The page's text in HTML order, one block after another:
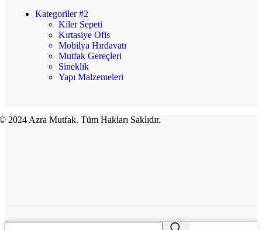
Kategoriler #2
Kiler Sepeti
Kırtasiye Ofis
Mobilya Hırdavatı
Mutfak Gereçleri
Sineklik
Yapı Malzemeleri
2024 Azra Mutfak. Tüm Hakları Saklıdır.